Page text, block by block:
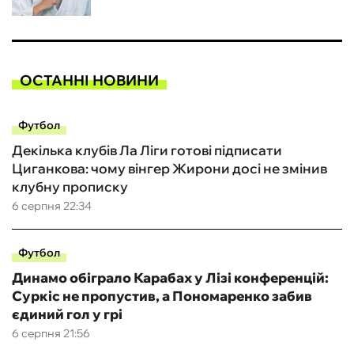
ОСТАННІ НОВИНИ
Футбол
6 серпня 22:34
Декілька клубів Ла Ліги готові підписати
Циганкова: чому вінгер Жирони досі не змінив
клубну прописку
Футбол
6 серпня 21:56
Динамо обіграло Карабах у Лізі конференцій:
Суркіс не пропустив, а Пономаренко забив
єдиний гол у грі